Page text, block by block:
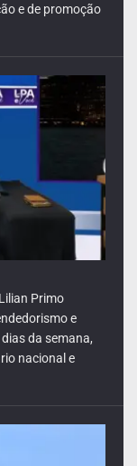
nacional e
ao